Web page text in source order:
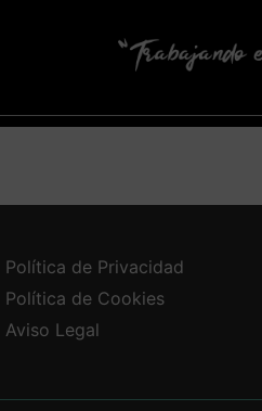
Política de Privacidad
Política de Cookies
Aviso Legal